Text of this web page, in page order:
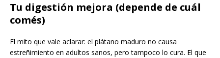
Tu digestión mejora (depende de cuál
comés)
El mito que vale aclarar: el plátano maduro no causa
estreñimiento en adultos sanos, pero tampoco lo cura. El que